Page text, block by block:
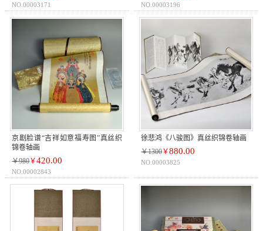
NO.00003171 NO.00003196
京剧脸谱“吉祥如意福寿图”真丝织
锦卷轴画
￥980￥420.00
NO.00002843
徐悲鸿《八骏图》真丝织锦卷轴画
￥1300￥880.00
NO.00003825